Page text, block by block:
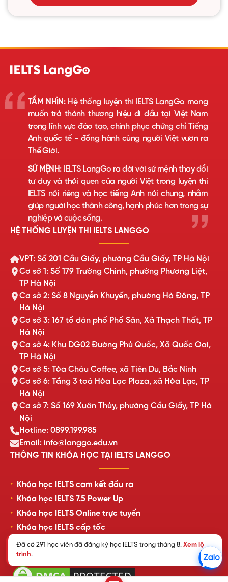
Đã có 291 học viên đã đăng ký học IELTS trong tháng 8. Xem lộ
trình.
TẦM NHÌN:Hệ thống luyện thi IELTS LangGo mong
muốn trở thành thương hiệu đi đầu tại Việt Nam
trong lĩnh vực đào tạo, chinh phục chứng chỉ Tiếng
Anh quốc tế - đồng hành cùng người Việt vươn ra
Thế Giới.
SỨ MỆNH:IELTS LangGo ra đời với sứ mệnh thay đổi
tư duy và thói quen của người Việt trong luyện thi
IELTS nói riêng và học tiếng Anh nói chung, nhằm
giúp người học thành công, hạnh phúc hơn trong sự
nghiệp và cuộc sống.
HỆ THỐNG LUYỆN THI IELTS LANGGO
VPT: Số 201 Cầu Giấy, phường Cầu Giấy, TP Hà Nội
Cơ sở 1: Số 179 Trường Chinh, phường Phương Liệt,
TP Hà Nội
Cơ sở 2: Số 8 Nguyễn Khuyến, phường Hà Đông, TP
Hà Nội
Cơ sở 3: 167 tổ dân phố Phố Săn, Xã Thạch Thất, TP
Hà Nội
Cơ sở 4: Khu DG02 Đường Phủ Quốc, Xã Quốc Oai,
TP Hà Nội
Cơ sở 5: Tòa Châu Coffee, xã Tiên Du, Bắc Ninh
Cơ sở 6: Tầng 3 toà Hòa Lạc Plaza, xã Hòa Lạc, TP
Hà Nội
Cơ sở 7: Số 169 Xuân Thủy, phường Cầu Giấy, TP Hà
Nội
Hotline: 0899.199.985
Email: info@langgo.edu.vn
THÔNG TIN KHÓA HỌC TẠI IELTS LANGGO
Khóa học IELTS cam kết đầu ra
Khóa học IELTS 7.5 Power Up
Khóa học IELTS Online trực tuyến
Khóa học IELTS cấp tốc
Lịch khai giảng lớp học mới nhất
Review của học viên LangGo